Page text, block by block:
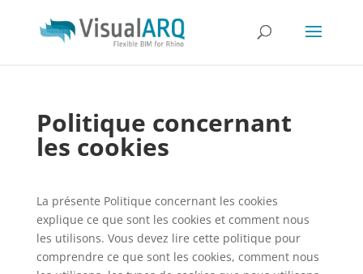
Politique concernant
les cookies
La présente Politique concernant les cookies
explique ce que sont les cookies et comment nous
les utilisons. Vous devez lire cette politique pour
comprendre ce que sont les cookies, comment nous